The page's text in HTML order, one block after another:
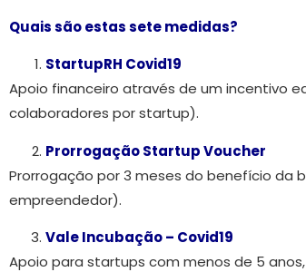
Quais são estas sete medidas?
StartupRH Covid19
Apoio financeiro através de um incentivo
colaboradores por startup).
Prorrogação Startup Voucher
Prorrogação por 3 meses do benefício da
empreendedor).
Vale Incubação – Covid19
Apoio para startups com menos de 5